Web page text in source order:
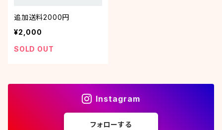
追加送料2000円
¥2,000
SOLD OUT
Instagram
フォローする